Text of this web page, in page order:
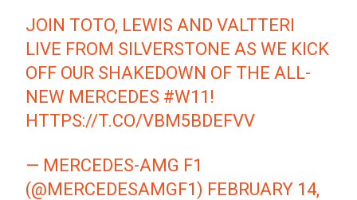
JOIN TOTO, LEWIS AND VALTTERI
LIVE FROM SILVERSTONE AS WE KICK
OFF OUR SHAKEDOWN OF THE ALL-
NEW MERCEDES #W11 !
HTTPS://T.CO/VBM5BDEFVV
— MERCEDES-AMG F1
(@MERCEDESAMGF1) FEBRUARY 14,